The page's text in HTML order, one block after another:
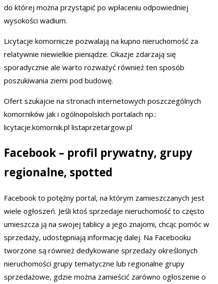
do której można przystąpić po wpłaceniu odpowiedniej
wysokości wadium.
Licytacje komornicze pozwalają na kupno nieruchomość za
relatywnie niewielkie pieniądze. Okazje zdarzają się
sporadycznie ale warto rozważyć również ten sposób
poszukiwania ziemi pod budowę.
Ofert szukajcie na stronach internetowych poszczególnych
komorników jak i ogólnopolskich portalach np.:
licytacje.komornik.pl listaprzetargow.pl
Facebook – profil prywatny, grupy
regionalne, spotted
Facebook to potężny portal, na którym zamieszczanych jest
wiele ogłoszeń. Jeśli ktoś sprzedaje nieruchomość to często
umieszcza ją na swojej tablicy a jego znajomi, chcąc pomóc w
sprzedaży, udostępniają informację dalej. Na Facebooku
tworzone są również dedykowane sprzedaży określonych
nieruchomości grupy tematyczne lub regionalne grupy
sprzedażowe, gdzie można zamieścić zarówno ogłoszenie o